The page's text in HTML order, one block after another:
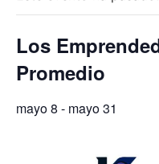
Los
Promedio
mayo 8 - mayo 31